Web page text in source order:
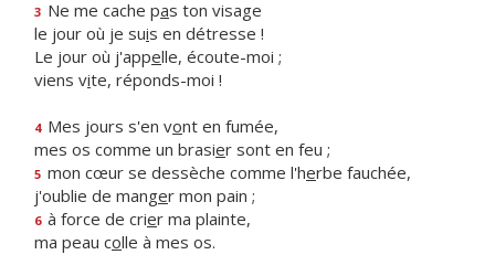
3 Ne me cache pas ton visage
le jour où je suis en détresse !
Le jour où j'appelle, écoute-moi ;
viens vite, réponds-moi !
4 Mes jours s'en vont en fumée,
mes os comme un brasier sont en feu ;
5 mon cœur se dessèche comme l'herbe fauchée,
j'oublie de manger mon pain ;
6 à force de crier ma plainte,
ma peau colle à mes os.